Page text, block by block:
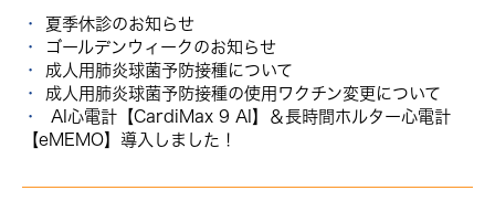
夏季休診のお知らせ
ゴールデンウィークのお知らせ
成人用肺炎球菌予防接種について
成人用肺炎球菌予防接種の使用ワクチン変更について
AI心電計【CardiMax 9 AI】＆長時間ホルター心電計
【eMEMO】導入しました！